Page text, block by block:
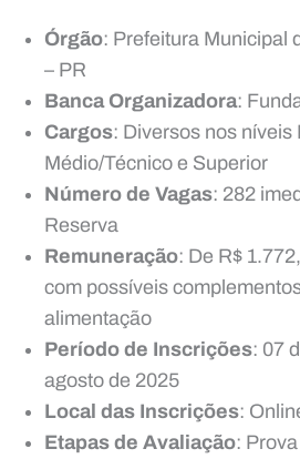
Órgão: Prefeitura Municipal
– PR
Banca Organizadora:
Cargos: Diversos nos níveis
Médio/Técnico e Superior
Número de Vagas: 282
Reserva
Remuneração: De R$
com possíveis
alimentação
Período de Inscrições: 07
agosto de 2025
Local das Inscrições:
Etapas de Avaliação: